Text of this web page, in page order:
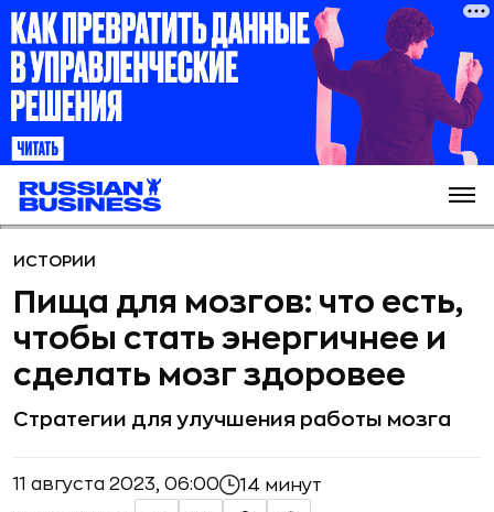
ИСТОРИИ
Пища для мозгов: что есть,
чтобы стать энергичнее и
сделать мозг здоровее
Стратегии для улучшения работы мозга
11 августа 2023, 06:00 14 минут